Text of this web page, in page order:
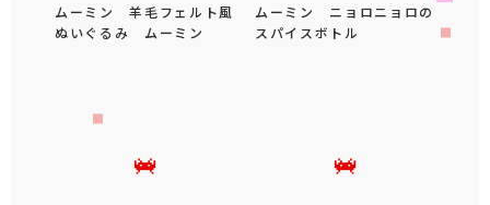
ムーミン 羊毛フェルト風
ぬいぐるみ ムーミン
ムーミン ニョロニョロの
スパイスボトル